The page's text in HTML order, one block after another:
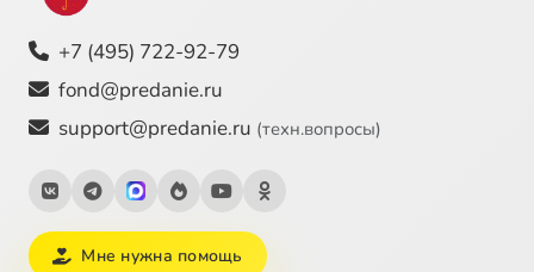
+7 (495) 722-92-79
fond@predanie.ru
support@predanie.ru (техн.вопросы)
Мне нужна помощь